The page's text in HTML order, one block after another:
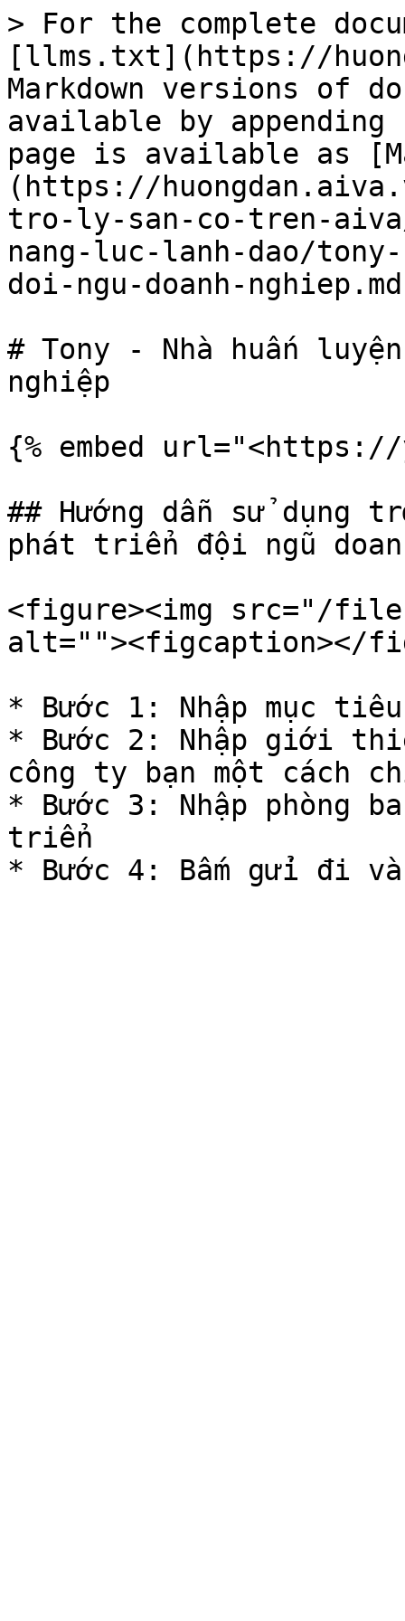
> For the complete
[llms.txt](https://
Markdown versions of
available by
page is available as
(https://
tro-ly-san-co-tren-
nang-luc-lanh-dao/
doi-ngu-doanh-
# Tony - Nhà huấn
nghiệp
{% embed url="<https://
## Hướng dẫn sử dụng
phát triển đội ngũ
<figure><img src="/files/
alt=""><figcaption></
* Bước 1: Nhập mục
* Bước 2: Nhập giới
công ty bạn một cách
* Bước 3: Nhập phòng
triển